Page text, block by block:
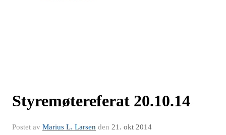
Styremøtereferat 20.10.14
Postet av Marius L. Larsen den 21. okt 2014